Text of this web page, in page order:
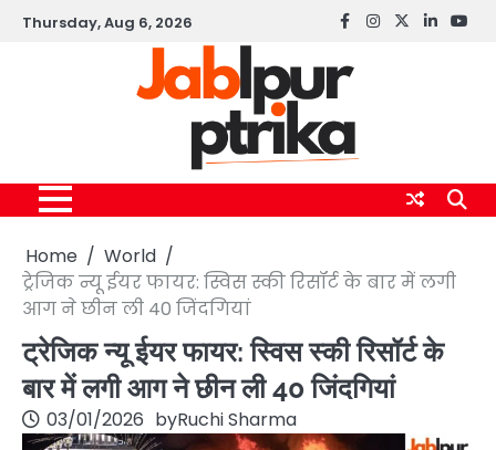
SkipThursday, Aug 6, 2026 Facebook
instagram
twitterlinkedin
Home
World
ट्रेजिक न्यू ईयर फायर: स्विस स्की रिसॉर्ट के बार में लगी
आग ने छीन ली 40 जिंदगियां
ट्रेजिक न्यू ईयर फायर: स्विस स्की रिसॉर्ट के
बार में लगी आग ने छीन ली 40 जिंदगियां
03/01/2026 byRuchi Sharma